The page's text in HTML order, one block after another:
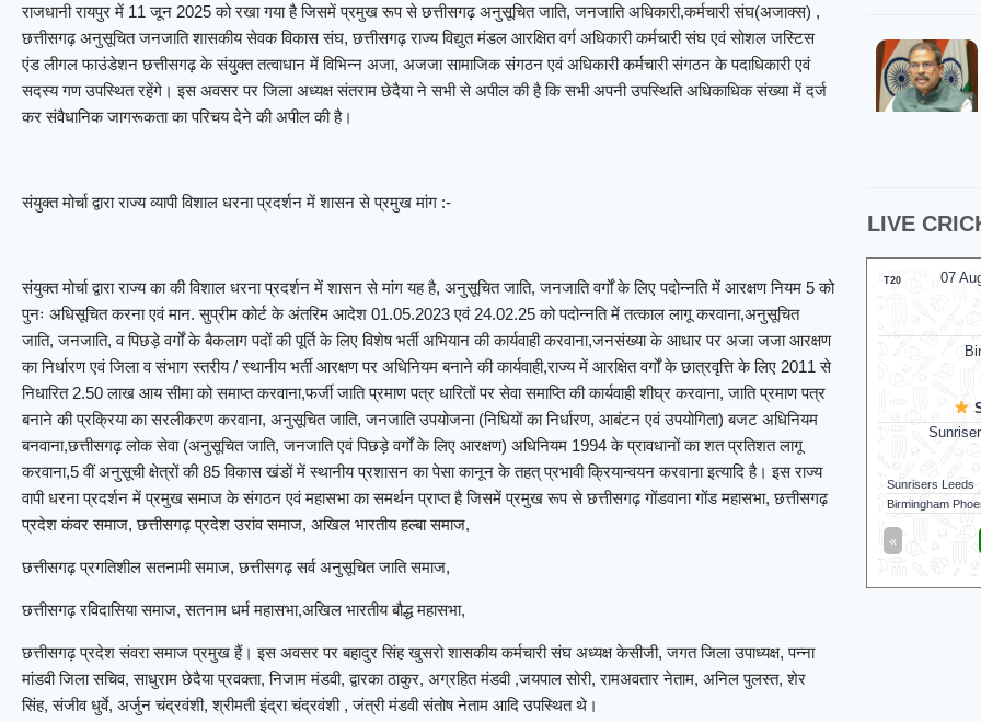
राजधानी रायपुर में 11 जून 2025 को रखा गया है जिसमें प्रमुख रूप से छत्तीसगढ़ अनुसूचित जाति, जनजाति अधिकारी,कर्मचारी संघ(अजाक्स) ,
छत्तीसगढ़ अनुसूचित जनजाति शासकीय सेवक विकास संघ, छत्तीसगढ़ राज्य विद्युत मंडल आरक्षित वर्ग अधिकारी कर्मचारी संघ एवं सोशल जस्टिस
एंड लीगल फाउंडेशन छत्तीसगढ़ के संयुक्त तत्वाधान में विभिन्न अजा, अजजा सामाजिक संगठन एवं अधिकारी कर्मचारी संगठन के पदाधिकारी एवं
सदस्य गण उपस्थित रहेंगे। इस अवसर पर जिला अध्यक्ष संतराम छेदैया ने सभी से अपील की है कि सभी अपनी उपस्थिति अधिकाधिक संख्या में दर्ज
कर संवैधानिक जागरूकता का परिचय देने की अपील की है।
संयुक्त मोर्चा द्वारा राज्य व्यापी विशाल धरना प्रदर्शन में शासन से प्रमुख मांग :-
संयुक्त मोर्चा द्वारा राज्य का की विशाल धरना प्रदर्शन में शासन से मांग यह है, अनुसूचित जाति, जनजाति वर्गों के लिए पदोन्नति में आरक्षण नियम 5 को
पुनः अधिसूचित करना एवं मान. सुप्रीम कोर्ट के अंतरिम आदेश 01.05.2023 एवं 24.02.25 को पदोन्नति में तत्काल लागू करवाना,अनुसूचित
जाति, जनजाति, व पिछड़े वर्गों के बैकलाग पदों की पूर्ति के लिए विशेष भर्ती अभियान की कार्यवाही करवाना,जनसंख्या के आधार पर अजा जजा आरक्षण
का निर्धारण एवं जिला व संभाग स्तरीय / स्थानीय भर्ती आरक्षण पर अधिनियम बनाने की कार्यवाही,राज्य में आरक्षित वर्गों के छात्रवृत्ति के लिए 2011 से
निधारित 2.50 लाख आय सीमा को समाप्त करवाना,फर्जी जाति प्रमाण पत्र धारितों पर सेवा समाप्ति की कार्यवाही शीघ्र करवाना, जाति प्रमाण पत्र
बनाने की प्रक्रिया का सरलीकरण करवाना, अनुसूचित जाति, जनजाति उपयोजना (निधियों का निर्धारण, आबंटन एवं उपयोगिता) बजट अधिनियम
बनवाना,छत्तीसगढ़ लोक सेवा (अनुसूचित जाति, जनजाति एवं पिछड़े वर्गों के लिए आरक्षण) अधिनियम 1994 के प्रावधानों का शत प्रतिशत लागू
करवाना,5 वीं अनुसूची क्षेत्रों की 85 विकास खंडों में स्थानीय प्रशासन का पेसा कानून के तहत् प्रभावी क्रियान्वयन करवाना इत्यादि है। इस राज्य
वापी धरना प्रदर्शन में प्रमुख समाज के संगठन एवं महासभा का समर्थन प्राप्त है जिसमें प्रमुख रूप से छत्तीसगढ़ गोंडवाना गोंड महासभा, छत्तीसगढ़
प्रदेश कंवर समाज, छत्तीसगढ़ प्रदेश उरांव समाज, अखिल भारतीय हल्बा समाज,
छत्तीसगढ़ प्रगतिशील सतनामी समाज, छत्तीसगढ़ सर्व अनुसूचित जाति समाज,
छत्तीसगढ़ रविदासिया समाज, सतनाम धर्म महासभा,अखिल भारतीय बौद्ध महासभा,
छत्तीसगढ़ प्रदेश संवरा समाज प्रमुख हैं। इस अवसर पर बहादुर सिंह खुसरो शासकीय कर्मचारी संघ अध्यक्ष केसीजी, जगत जिला उपाध्यक्ष, पन्ना
मांडवी जिला सचिव, साधुराम छेदैया प्रवक्ता, निजाम मंडवी, द्वारका ठाकुर, अग्रहित मंडवी ,जयपाल सोरी, रामअवतार नेताम, अनिल पुलस्त, शेर
सिंह, संजीव धुर्वे, अर्जुन चंद्रवंशी, श्रीमती इंद्रा चंद्रवंशी , जंत्री मंडवी संतोष नेताम आदि उपस्थित थे।
LIVE
07 Aug 2026, Fri 17:30 GMT
T20
AtEdgbaston
Birmingham Phoenix
v
Sunrisers Leeds
Sunrisers Leeds won by 45 runs
Sunrisers Leeds
Birmingham Phoenix
124/8 (100)
07
T20
Galle
Colombo Kaps
Galle Gallants
«